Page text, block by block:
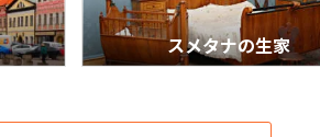
スメタナの生家